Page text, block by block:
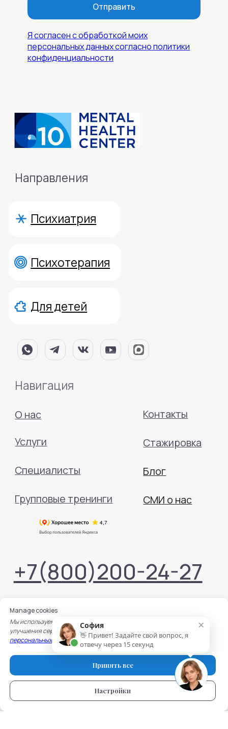
Отправить
Я согласен с обработкой моих
персональных данных согласно политики
конфиденциальности
Manage cookies
Мы используем cookie для работы сайта, записи на услуги и
улучшения сервисов. Подробнее — вПолитике обработки
персональных данныхи Политике использования cookie.
Принять все
Настройки
×
София
👋 Привет! Задайте свой вопрос, я
отвечу через 15 секунд